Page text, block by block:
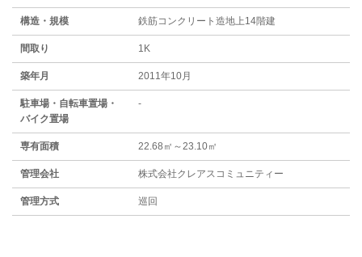
構造・規模 鉄筋コンクリート造地上14階建
間取り 1K
築年月 2011年10月
駐⾞場・⾃転⾞置場・
バイク置場
-
専有面積 22.68㎡～23.10㎡
管理会社 株式会社クレアスコミュニティー
管理方式 巡回